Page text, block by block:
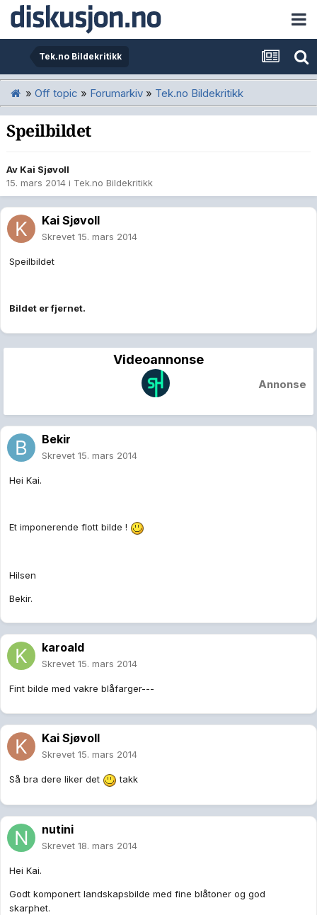
Tek.no Bildekritikk
» Off topic » Forumarkiv » Tek.no Bildekritikk
Speilbildet
Av Kai Sjøvoll
15. mars 2014 i Tek.no Bildekritikk
Kai Sjøvoll
Skrevet 15. mars 2014
Speilbildet
Bildet er fjernet.
Videoannonse
Annonse
Bekir
Skrevet 15. mars 2014
Hei Kai.
Et imponerende flott bilde !
Hilsen
Bekir.
karoald
Skrevet 15. mars 2014
Fint bilde med vakre blåfarger---
Kai Sjøvoll
Skrevet 15. mars 2014
Så bra dere liker det takk
nutini
Skrevet 18. mars 2014
Hei Kai.
Godt komponert landskapsbilde med fine blåtoner og god
skarphet.